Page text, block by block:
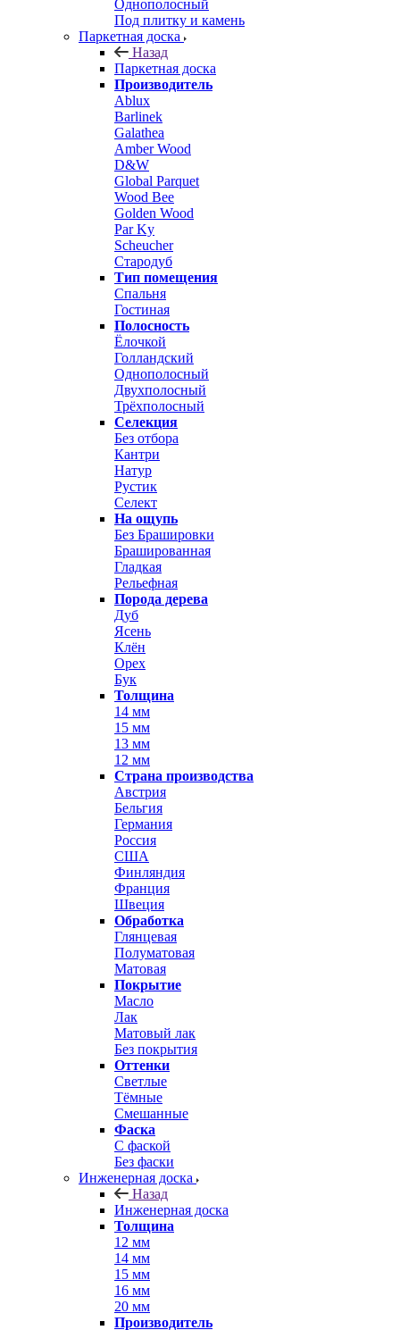
Однополосный
Под плитку и камень
Паркетная доска
Назад
Паркетная доска
Производитель
Ablux
Barlinek
Galathea
Amber Wood
D&W
Global Parquet
Wood Bee
Golden Wood
Par Ky
Scheucher
Стародуб
Тип помещения
Спальня
Гостиная
Полосность
Ёлочкой
Голландский
Однополосный
Двухполосный
Трёхполосный
Селекция
Без отбора
Кантри
Натур
Рустик
Селект
На ощупь
Без Брашировки
Брашированная
Гладкая
Рельефная
Порода дерева
Дуб
Ясень
Клён
Орех
Бук
Толщина
14 мм
15 мм
13 мм
12 мм
Страна производства
Австрия
Бельгия
Германия
Россия
США
Финляндия
Франция
Швеция
Обработка
Глянцевая
Полуматовая
Матовая
Покрытие
Масло
Лак
Матовый лак
Без покрытия
Оттенки
Светлые
Тёмные
Смешанные
Фаска
С фаской
Без фаски
Инженерная доска
Назад
Инженерная доска
Толщина
12 мм
14 мм
15 мм
16 мм
20 мм
Производитель